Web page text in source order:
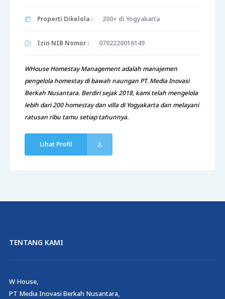
Properti Dikelola : 200+ di Yogyakarta
Izin NIB Nomor : 0702220016149
WHouse Homestay Management adalah manajemen
pengelola homestay di bawah naungan PT. Media Inovasi
Berkah Nusantara. Berdiri sejak 2018, kami telah mengelola
lebih dari 200 homestay dan villa di Yogyakarta dan melayani
ratusan ribu tamu setiap tahunnya.
Lihat Profil
TENTANG KAMI
W House,
PT Media Inovasi Berkah Nusantara,